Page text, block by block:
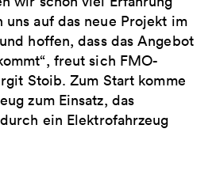
auf das neue Projekt im
hoffen, dass das Angebot
freut sich FMO-
Stoib. Zum Start komme
zum Einsatz, das
ein Elektrofahrzeug